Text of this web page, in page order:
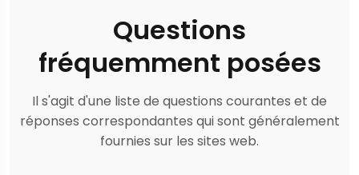
Questions
fréquemment posées
Il s'agit d'une liste de questions courantes et de
réponses correspondantes qui sont généralement
fournies sur les sites web.